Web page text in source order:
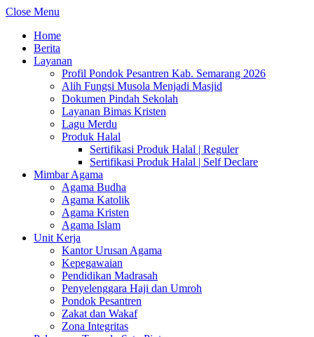
Close Menu
Home
Berita
Layanan
Profil Pondok Pesantren Kab. Semarang 2026
Alih Fungsi Musola Menjadi Masjid
Dokumen Pindah Sekolah
Layanan Bimas Kristen
Lagu Merdu
Produk Halal
Sertifikasi Produk Halal | Reguler
Sertifikasi Produk Halal | Self Declare
Mimbar Agama
Agama Budha
Agama Katolik
Agama Kristen
Agama Islam
Unit Kerja
Kantor Urusan Agama
Kepegawaian
Pendidikan Madrasah
Penyelenggara Haji dan Umroh
Pondok Pesantren
Zakat dan Wakaf
Zona Integritas